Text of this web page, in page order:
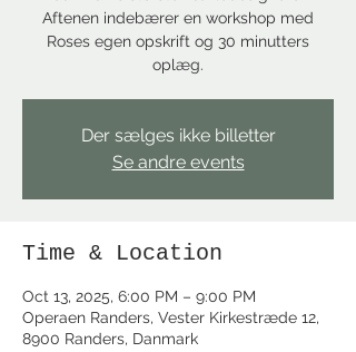
Aftenen indebærer en workshop med
Roses egen opskrift og 30 minutters
oplæg.
Der sælges ikke billetter
Se andre events
Time & Location
Oct 13, 2025, 6:00 PM – 9:00 PM
Operaen Randers, Vester Kirkestræde 12,
8900 Randers, Danmark